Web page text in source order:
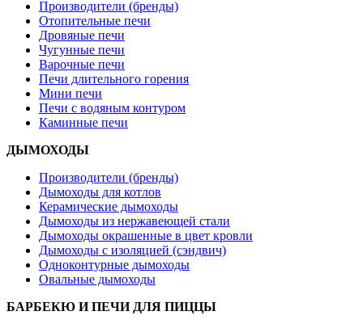
Производители (бренды)
Отопительные печи
Дровяные печи
Чугунные печи
Варочные печи
Печи длительного горения
Мини печи
Печи с водяным контуром
Каминные печи
ДЫМОХОДЫ
Производители (бренды)
Дымоходы для котлов
Керамические дымоходы
Дымоходы из нержавеющей стали
Дымоходы окрашенные в цвет кровли
Дымоходы с изоляцией (сэндвич)
Одноконтурные дымоходы
Овальные дымоходы
БАРБЕКЮ И ПЕЧИ ДЛЯ ПИЦЦЫ